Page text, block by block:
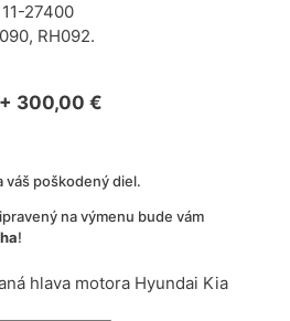
27400
RH092.
300,00 €
váš poškodený diel.
na výmenu bude vám
!
hlava motora Hyundai Kia